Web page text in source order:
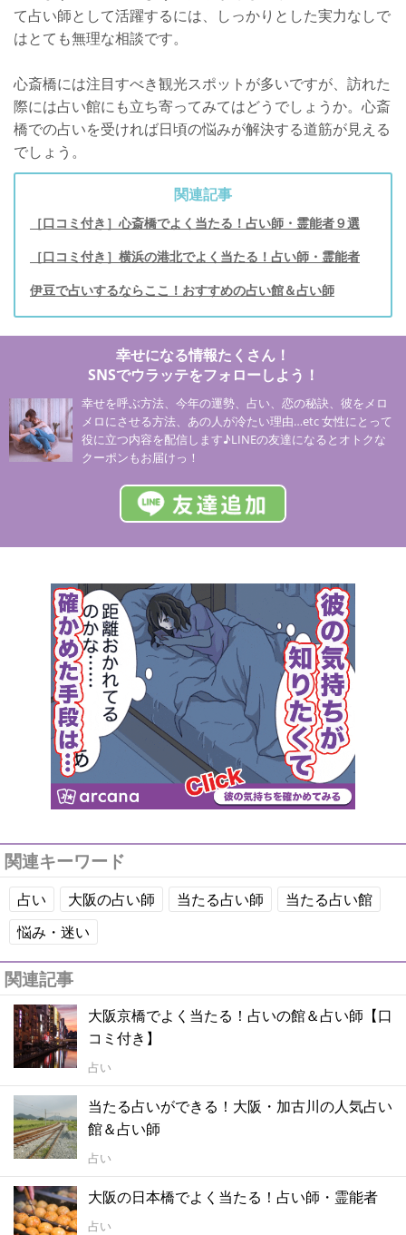
て占い師として活躍するには、しっかりとした実力なしで
はとても無理な相談です。
心斎橋には注目すべき観光スポットが多いですが、訪れた
際には占い館にも立ち寄ってみてはどうでしょうか。心斎
橋での占いを受ければ日頃の悩みが解決する道筋が見える
でしょう。
関連記事
［口コミ付き］心斎橋でよく当たる！占い師・霊能者９選
［口コミ付き］横浜の港北でよく当たる！占い師・霊能者
伊豆で占いするならここ！おすすめの占い館＆占い師
幸せになる情報たくさん！
SNSでウラッテをフォローしよう！
幸せを呼ぶ方法、今年の運勢、占い、恋の秘訣、彼をメロ
メロにさせる方法、あの人が冷たい理由…etc 女性にとって
役に立つ内容を配信します♪LINEの友達になるとオトクな
クーポンもお届けっ！
関連キーワード
占い 大阪の占い師 当たる占い師
当たる占い館
悩み・迷い
関連記事
大阪京橋でよく当たる！占いの館＆占い師【口
コミ付き】
占い
当たる占いができる！大阪・加古川の人気占い
館＆占い師
占い
大阪の日本橋でよく当たる！占い師・霊能者
占い